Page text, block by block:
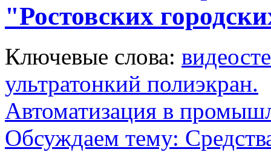
"Ростовских
Ключевые слова:
ультратонкий полиэкран.
Автоматизация в
Обсуждаем тему: